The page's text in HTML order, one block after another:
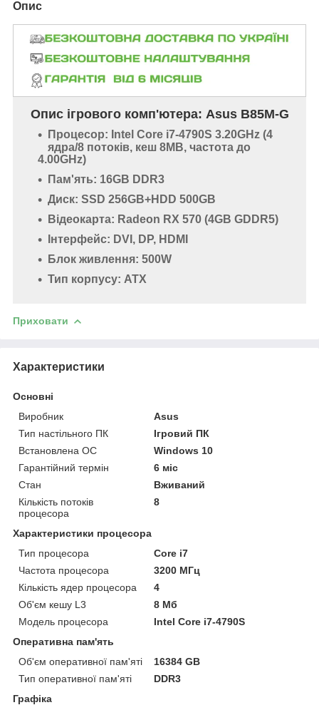
Опис
Опис ігрового комп'ютера: Asus B85M-G
Процесор: Intel Core i7-4790S 3.20GHz (4
ядра/8 потоків, кеш 8MB, частота до
4.00GHz)
Пам'ять: 16GB DDR3
Диск: SSD 256GB+HDD 500GB
Відеокарта: Radeon RX 570 (4GB GDDR5)
Інтерфейс: DVI, DP, HDMI
Блок живлення: 500W
Тип корпусу: ATX
Приховати
Характеристики
Основні
Виробник
Asus
Тип настільного ПК
Ігровий ПК
Встановлена ОС
Windows 10
Гарантійний термін
6 міс
Стан
Вживаний
Кількість потоків
процесора
8
Характеристики процесора
Тип процесора
Core i7
Частота процесора
3200 МГц
Кількість ядер процесора
4
Об'єм кешу L3
8 Мб
Модель процесора
Intel Core i7-4790S
Оперативна пам'ять
Об'єм оперативної пам'яті
16384 GB
Тип оперативної пам'яті
DDR3
Графіка